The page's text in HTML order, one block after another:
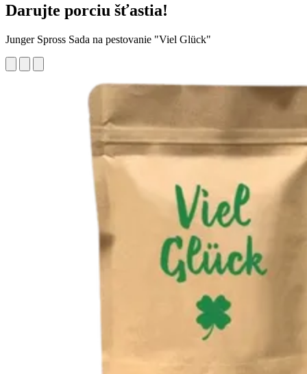
Darujte porciu šťastia!
Junger Spross Sada na pestovanie "Viel Glück"